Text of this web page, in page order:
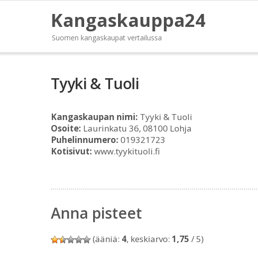
Kangaskauppa24
Suomen kangaskaupat vertailussa
Tyyki & Tuoli
Kangaskaupan nimi: Tyyki & Tuoli
Osoite: Laurinkatu 36, 08100 Lohja
Puhelinnumero: 019321723
Kotisivut: www.tyykituoli.fi
Anna pisteet
(ääniä: 4, keskiarvo: 1,75 / 5)